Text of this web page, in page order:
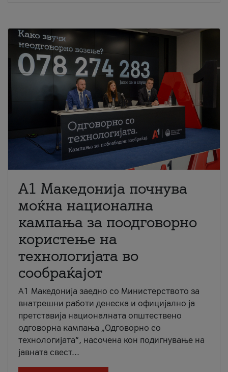
A1 Македонија почнува
моќна национална
кампања за поодговорно
користење на
технологијата во
сообраќајот
A1 Македонија заедно со Министерството за
внатрешни работи денеска и официјално ја
претставија националната општествено
одговорна кампања „Одговорно со
технологијата“, насочена кон подигнување на
јавната свест...